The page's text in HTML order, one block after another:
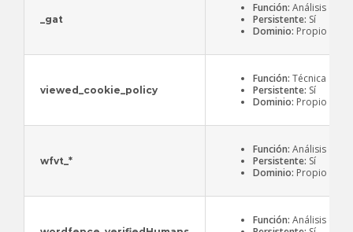
_gat
Función: Análisis de
Persistente: Sí
Dominio: Propio
viewed_cookie_policy
Función: Técnica
Persistente: Sí
Dominio: Propio
wfvt_*
Función: Análisis de
Persistente: Sí
Dominio: Propio
Función: Análisis de